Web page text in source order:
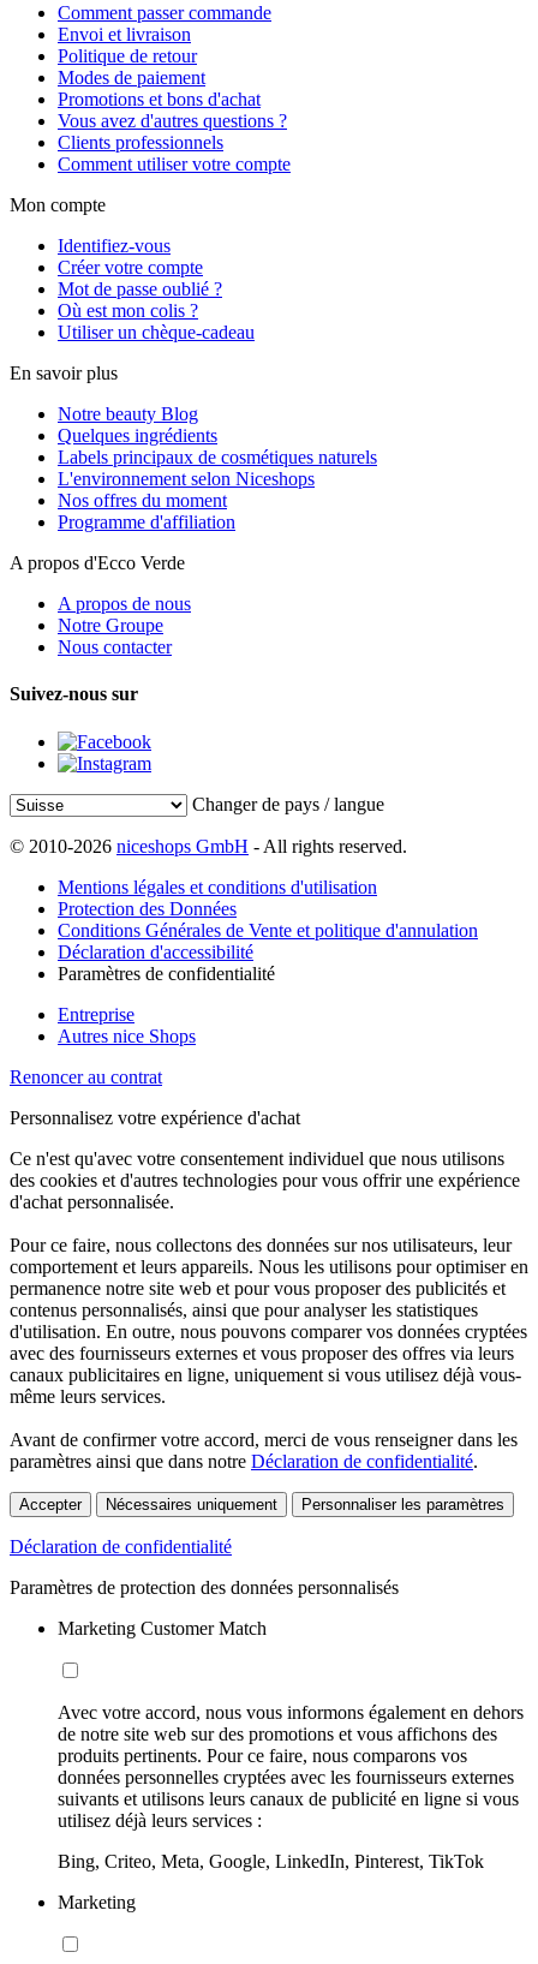
Comment passer commande
Envoi et livraison
Politique de retour
Modes de paiement
Promotions et bons d'achat
Vous avez d'autres questions ?
Clients professionnels
Comment utiliser votre compte
Mon compte
Identifiez-vous
Créer votre compte
Mot de passe oublié ?
Où est mon colis ?
Utiliser un chèque-cadeau
En savoir plus
Notre beauty Blog
Quelques ingrédients
Labels principaux de cosmétiques naturels
L'environnement selon Niceshops
Nos offres du moment
Programme d'affiliation
A propos d'Ecco Verde
A propos de nous
Notre Groupe
Nous contacter
Suivez-nous sur
Changer de pays / langue
© 2010-2026 niceshops GmbH - All rights reserved.
Mentions légales et conditions d'utilisation
Protection des Données
Conditions Générales de Vente et politique d'annulation
Déclaration d'accessibilité
Paramètres de confidentialité
Entreprise
Autres nice Shops
Renoncer au contrat
Personnalisez votre expérience d'achat
Ce n'est qu'avec votre consentement individuel que nous utilisons
des cookies et d'autres technologies pour vous offrir une expérience
d'achat personnalisée.
Pour ce faire, nous collectons des données sur nos utilisateurs, leur
comportement et leurs appareils. Nous les utilisons pour optimiser en
permanence notre site web et pour vous proposer des publicités et
contenus personnalisés, ainsi que pour analyser les statistiques
d'utilisation. En outre, nous pouvons comparer vos données cryptées
avec des fournisseurs externes et vous proposer des offres via leurs
canaux publicitaires en ligne, uniquement si vous utilisez déjà vous-
même leurs services.
Avant de confirmer votre accord, merci de vous renseigner dans les
paramètres ainsi que dans notre Déclaration de confidentialité.
Accepter Nécessaires uniquement Personnaliser les paramètres
Déclaration de confidentialité
Paramètres de protection des données personnalisés
Marketing Customer Match
Avec votre accord, nous vous informons également en dehors
de notre site web sur des promotions et vous affichons des
produits pertinents. Pour ce faire, nous comparons vos
données personnelles cryptées avec les fournisseurs externes
suivants et utilisons leurs canaux de publicité en ligne si vous
utilisez déjà leurs services :
Bing, Criteo, Meta, Google, LinkedIn, Pinterest, TikTok
Marketing